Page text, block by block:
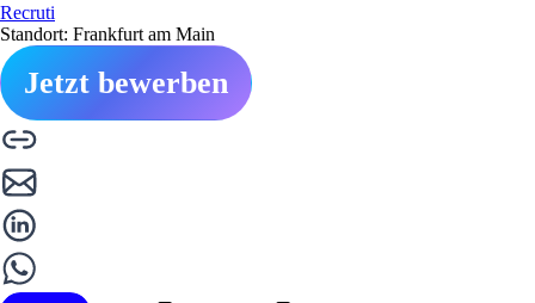
Recruti
Standort: Frankfurt am Main
Jetzt bewerben